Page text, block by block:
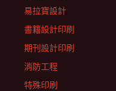
易拉寶設計
書籍設計印刷
期刊設計印刷
消防工程
特殊印刷